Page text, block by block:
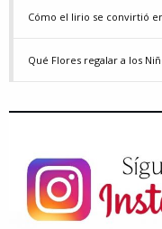
Cómo el lirio se convirtió
Qué Flores regalar a los